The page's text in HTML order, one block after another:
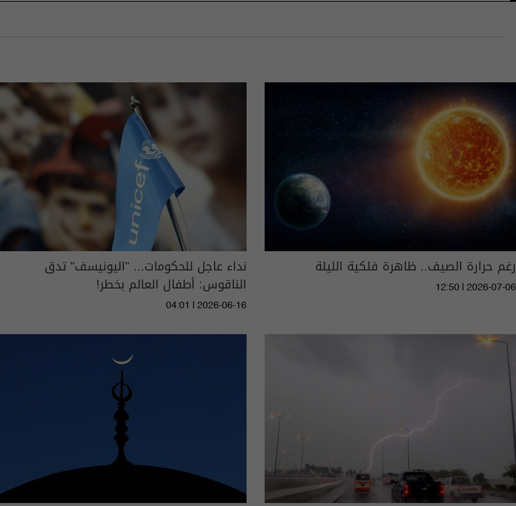
رغم حرارة الصيف.. ظاهرة فلكية الليلة
12:50 | 2026-07-06
نداء عاجل للحكومات... "اليونيسف" تدق
الناقوس: أطفال العالم بخطر!
04:01 | 2026-06-16